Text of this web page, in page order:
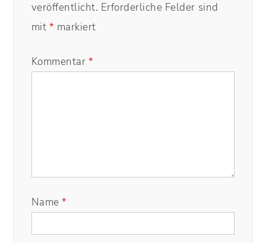
veröffentlicht. Erforderliche Felder sind
mit * markiert
Kommentar *
Name*